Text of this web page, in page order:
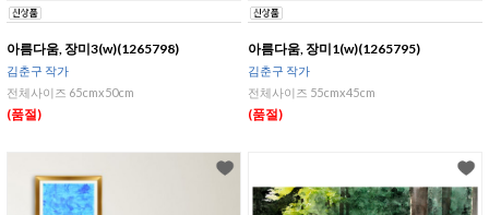
아름다움, 장미3(w)(1265798)
김춘구 작가
전체사이즈 65cmx50cm
(품절)
아름다움, 장미1(w)(1265795)
김춘구 작가
전체사이즈 55cmx45cm
(품절)